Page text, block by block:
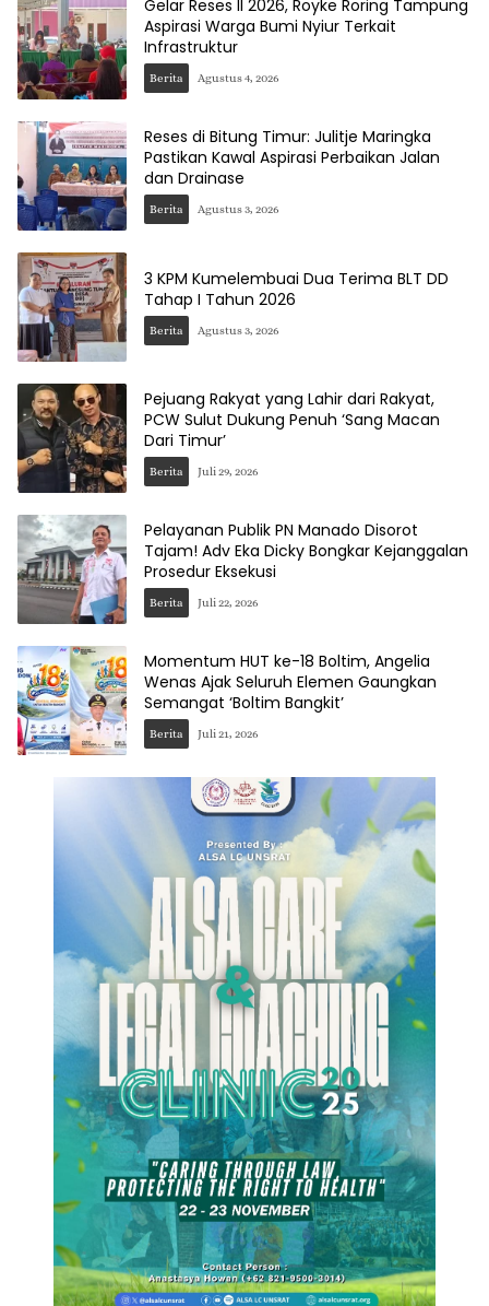
Gelar Reses II 2026, Royke Roring Tampung
Aspirasi Warga Bumi Nyiur Terkait
Infrastruktur
Berita Agustus 4, 2026
Reses di Bitung Timur: Julitje Maringka
Pastikan Kawal Aspirasi Perbaikan Jalan
dan Drainase
Berita Agustus 3, 2026
3 KPM Kumelembuai Dua Terima BLT DD
Tahap I Tahun 2026
Berita Agustus 3, 2026
Pejuang Rakyat yang Lahir dari Rakyat,
PCW Sulut Dukung Penuh ‘Sang Macan
Dari Timur’
Berita Juli 29, 2026
Pelayanan Publik PN Manado Disorot
Tajam! Adv Eka Dicky Bongkar Kejanggalan
Prosedur Eksekusi
Berita Juli 22, 2026
Momentum HUT ke-18 Boltim, Angelia
Wenas Ajak Seluruh Elemen Gaungkan
Semangat ‘Boltim Bangkit’
Berita Juli 21, 2026